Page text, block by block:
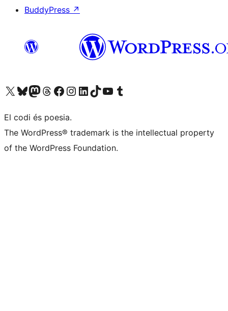
BuddyPress ↗
Visiteu el nostre compte X (abans Twitter)
Visiteu el nostre compte de Bluesky
Visiteu el nostre compte al Mastodon
Visiteu el nostre compte de Threads
Visiteu la nostra pàgina al Facebook
Visiteu el nostre compte d'Instagram
Visiteu el nostre compte de LinkedIn
Visiteu el nostre compte de TikTok
Visiteu el nostre canal al YouTube
Visiteu el nostre compte de Tumblr
El codi és poesia.
The WordPress® trademark is the intellectual property
of the WordPress Foundation.